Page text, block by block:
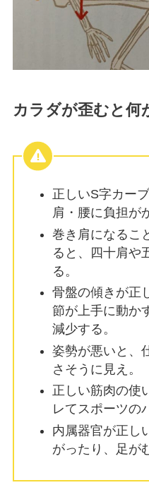
カラダが歪むと何
正しいS字カー
肩・腰に負担が
巻き肩になるこ
ると、四十肩や
る。
骨盤の傾きが正
節が上手に動か
減少する。
姿勢が悪いと、
さそうに見え。
正しい筋肉の使
レてスポーツの
内属器官が正し
がったり、足が